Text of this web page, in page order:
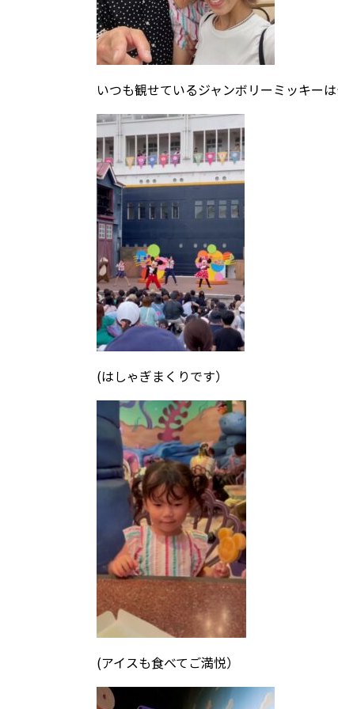
いつも観せているジャンボリーミッキー
(はしゃぎまくりです）
(アイスも食べてご満悦）